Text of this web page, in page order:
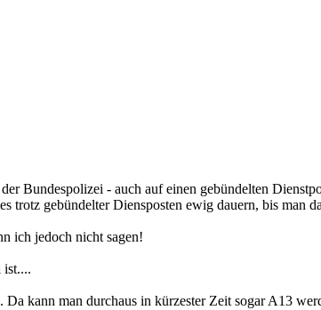
Bundespolizei - auch auf einen gebündelten
trotz gebündelter Diensposten ewig dauern, bis man
ich jedoch nicht sagen!
ist....
kann man durchaus in kürzester Zeit sogar A13